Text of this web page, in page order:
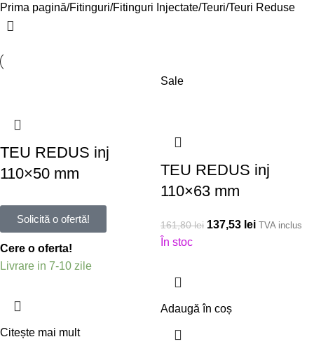
Prima pagină Fitinguri Fitinguri Injectate Teuri Teuri Reduse
TEU REDUS inj
110×50 mm
Solicită o ofertă!
Cere o oferta!
Livrare in 7-10 zile
Citește mai mult
Sale
TEU REDUS inj
110×63 mm
161,80lei 137,53 lei TVA inclus
În stoc
Adaugă în coș